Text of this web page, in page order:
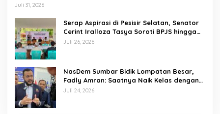
Juli 31, 2026
Serap Aspirasi di Pesisir Selatan, Senator
Cerint Iralloza Tasya Soroti BPJS hingga
Kurikulum Merdeka
Juli 26, 2026
NasDem Sumbar Bidik Lompatan Besar,
Fadly Amran: Saatnya Naik Kelas dengan
Kader Berkualitas
Juli 24, 2026